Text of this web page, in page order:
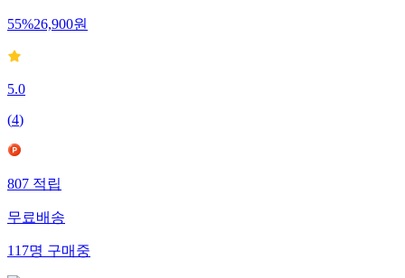
55%26,900원
5.0
(4)
807 적립
무료배송
117명 구매중